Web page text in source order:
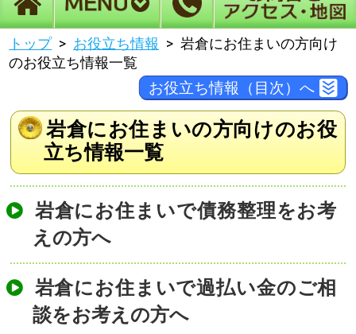
トップ お役立ち情報
岩倉にお住まいの方向け
のお役立ち情報一覧
お役立ち情報（目次）へ
岩倉にお住まいの方向けのお役
立ち情報一覧
岩倉にお住まいで債務整理をお考
えの方へ
岩倉にお住まいで過払い金のご相
談をお考えの方へ